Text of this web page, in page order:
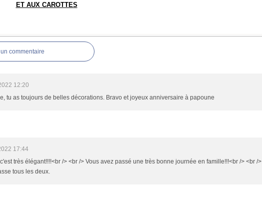
ET AUX CAROTTES
commentaire
12:20
tu as toujours de belles décorations. Bravo et joyeux anniversaire à papoune
17:44
très élégant!!!!<br /> <br /> Vous avez passé une très bonne journée en famille!!!<br /> <br />
tous les deux.